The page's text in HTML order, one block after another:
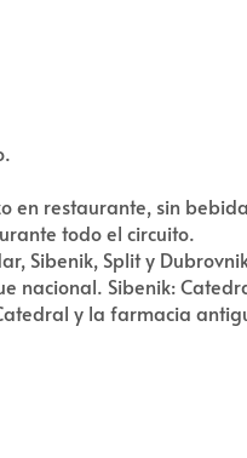
en restaurante, sin
todo el circuito.
Sibenik, Split y
nacional. Sibenik:
y la farmacia